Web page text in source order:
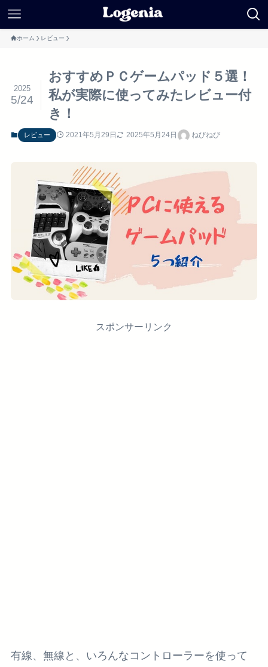
ホーム レビュー
おすすめＰＣゲームパッド５選！
私が実際に使ってみたレビュー付
き！
2025
5/24
レビュー 2021年5月29日 2025年5月24日 ねびねび
スポンサーリンク
有線、無線と、いろんなコントローラーを使って